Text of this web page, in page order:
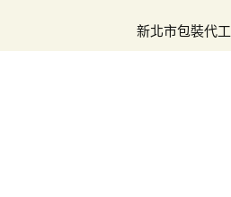
新北市包裝代工